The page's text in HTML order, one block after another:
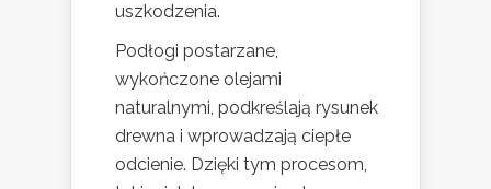
uszkodzenia.
Podłogi postarzane,
wykończone olejami
naturalnymi, podkreślają rysunek
drewna i wprowadzają ciepłe
odcienie. Dzięki tym procesom,